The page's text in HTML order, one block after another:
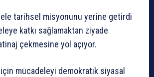
tarihsel misyonunu yerine getirdi
katkı sağlamaktan ziyade
çekmesine yol açıyor.
mücadeleyi demokratik siyasal